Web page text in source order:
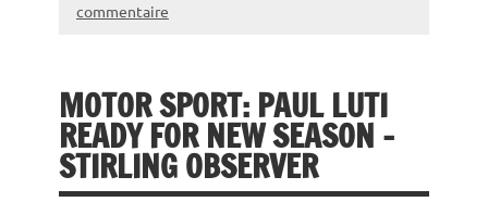
commentaire
MOTOR SPORT: PAUL LUTI
READY FOR NEW SEASON –
STIRLING OBSERVER